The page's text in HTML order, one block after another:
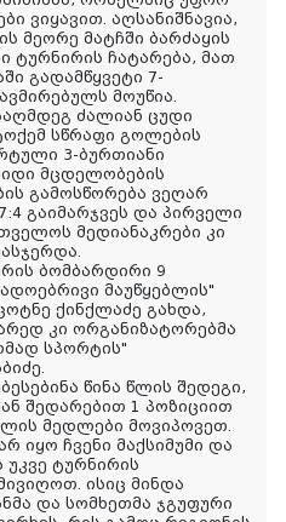
ვიყავით. აღსანიშნავია,
მეორე მატჩში ბარძაყის
ტურნირის ჩატარება, მათ
გადამწყვეტი 7-
მოუწია.
ძალიან ცუდი
სწრაფი გოლების
3-ბურთიანი
მცდელობების
გამოსწორება ვეღარ
გაიმარჯვეს და პირველი
მედიანაკრები კი
ბომბარდირი 9
მაუწყებლის"
ქინქლაძე გახდა,
კი ორგანიზატორებმა
სპორტის"
წინა წლის შედეგი,
შედარებით 1 პოზიციით
მედლები მოვიპოვეთ.
იყო ჩვენი მაქსიმუმი და
ტურნირის
ისიც მინდა
და სომხეთმა ჯგუფური